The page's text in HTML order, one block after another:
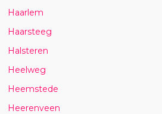
Haarlem
Haarsteeg
Halsteren
Heelweg
Heemstede
Heerenveen